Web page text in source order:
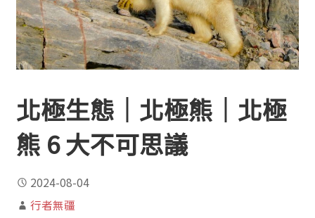
北極生態｜北極熊｜北極
熊 6 大不可思議
2024-08-04
行者無疆